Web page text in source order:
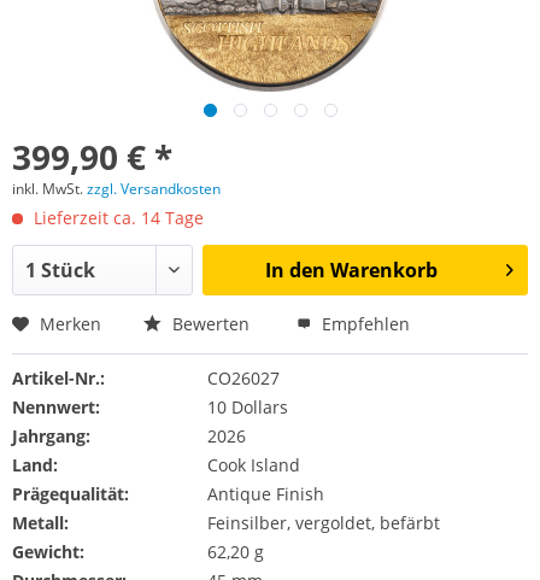
399,90 € *
inkl. MwSt.zzgl. Versandkosten
Lieferzeit ca. 14 Tage
In den Warenkorb
Merken Bewerten Empfehlen
Artikel-Nr.:
CO26027
Nennwert:
10 Dollars
Jahrgang:
2026
Land:
Cook Island
Prägequalität:
Antique Finish
Metall:
Feinsilber, vergoldet, befärbt
Gewicht:
62,20 g